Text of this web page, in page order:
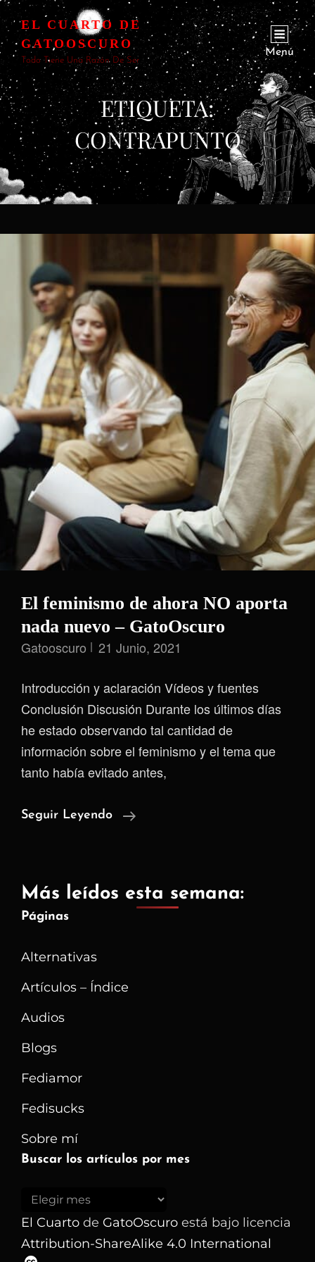
EL CUARTO DE
GATOOSCURO
Todo Tiene Una Razón De Ser
Menú
ETIQUETA:
CONTRAPUNTO
El feminismo de ahora NO aporta
nada nuevo – GatoOscuro
Gatooscuro 21 Junio, 2021
Introducción y aclaración Vídeos y fuentes
Conclusión Discusión Durante los últimos días
he estado observando tal cantidad de
información sobre el feminismo y el tema que
tanto había evitado antes,
Seguir Leyendo
El
NO
Más leídos esta semana:
Páginas
Alternativas
Artículos – Índice
Audios
Blogs
Fediamor
Fedisucks
Sobre mí
Buscar los artículos por mes
Buscar
los
artículos
El Cuarto de GatoOscuro está bajo licencia
Attribution-ShareAlike 4.0 International